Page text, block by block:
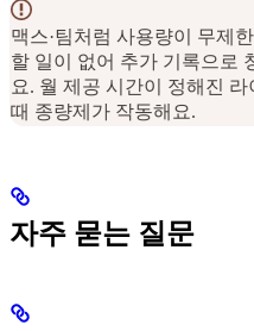
맥스·팀처럼 사용량이 무제
할 일이 없어 추가 기록으로
요. 월 제공 시간이 정해진
때 종량제가 작동해요.
자주 묻는 질문